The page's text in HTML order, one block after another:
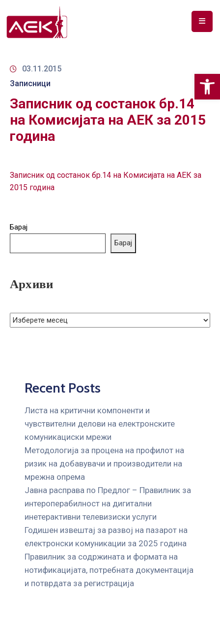
ЗА
ДОКУМЕНТИ
РФ
СПЕКТАР
АНАЛИЗА
НА
ГРИЖА
ЗА
НАБАВКИ
03.11.2015
Записници
Записник од состанок бр.14
на Комисијата на АЕК за 2015
година
Записник од состанок бр.14 на Комисијата на АЕК за
2015 година
Барај
Барај
Архиви
Recent Posts
Листа на критични компоненти и
чувствителни делови на електронските
комуникациски мрежи
Mетодологија за процена на профилот на
ризик на добавувачи и производители на
мрежна опрема
Јавна расправа по Предлог – Правилник за
интероперабилност на дигитални
инетерактивни телевизиски услуги
Годишен извештај за развој на пазарот на
електронски комуникации за 2025 година
Правилник за содржината и формата на
нотификацијата, потребната документација
и потврдата за регистрација